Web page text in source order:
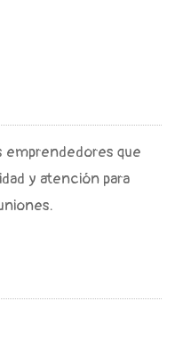
emprendedores que
y atención para